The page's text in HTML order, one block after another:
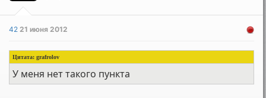
4221 июня 2012
Цитата: grafrolov
У меня нет такого пункта